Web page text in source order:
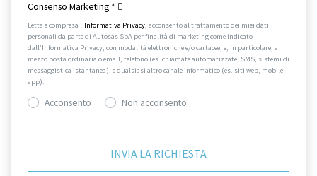
Consenso Marketing *
Letta e compresa l’Informativa Privacy, acconsento al trattamento dei miei dati
personali da parte di Autosas SpA per finalità di marketing come indicato
dall’Informativa Privacy, con modalità elettroniche e/o cartacee, e, in particolare, a
mezzo posta ordinaria o email, telefono (es. chiamate automatizzate, SMS, sistemi di
messaggistica istantanea), e qualsiasi altro canale informatico (es. siti web, mobile
app).
Acconsento Non acconsento